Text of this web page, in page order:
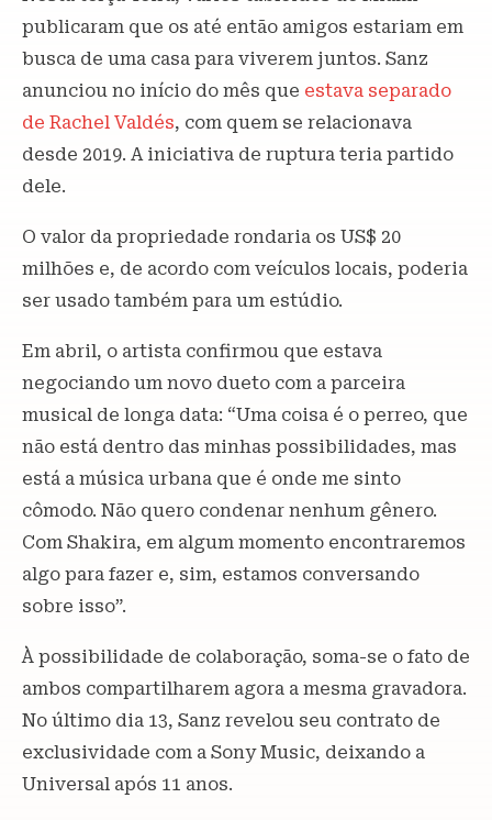
publicaram que os até então amigos estariam em
busca de uma casa para viverem juntos. Sanz
anunciou no início do mês que estava separado
de Rachel Valdés, com quem se relacionava
desde 2019. A iniciativa de ruptura teria partido
dele.
O valor da propriedade rondaria os US$ 20
milhões e, de acordo com veículos locais, poderia
ser usado também para um estúdio.
Em abril, o artista confirmou que estava
negociando um novo dueto com a parceira
musical de longa data: “Uma coisa é o perreo, que
não está dentro das minhas possibilidades, mas
está a música urbana que é onde me sinto
cômodo. Não quero condenar nenhum gênero.
Com Shakira, em algum momento encontraremos
algo para fazer e, sim, estamos conversando
sobre isso”.
À possibilidade de colaboração, soma-se o fato de
ambos compartilharem agora a mesma gravadora.
No último dia 13, Sanz revelou seu contrato de
exclusividade com a Sony Music, deixando a
Universal após 11 anos.